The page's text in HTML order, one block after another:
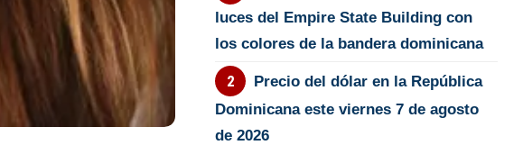
luces del Empire State Building con
los colores de la bandera dominicana
Precio del dólar en la República
Dominicana este viernes 7 de agosto
de 2026